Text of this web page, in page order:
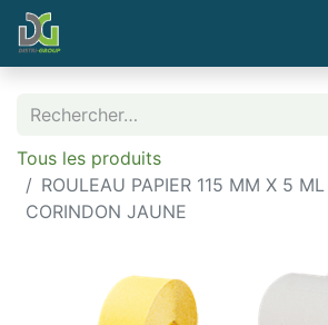
Tous les produits
ROULEAU PAPIER 115 MM X 5
CORINDON JAUNE